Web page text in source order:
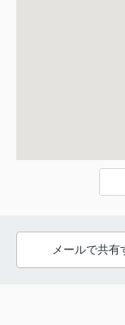
メールで共有